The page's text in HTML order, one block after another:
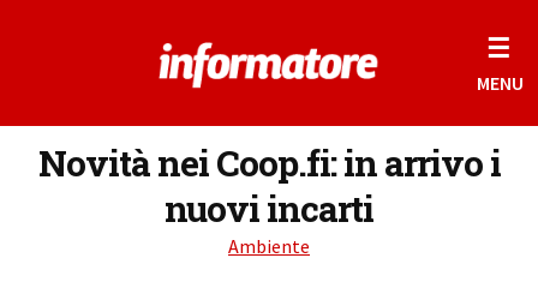
☰
MENU
Novità nei Coop.fi: in arrivo i
nuovi incarti
Ambiente